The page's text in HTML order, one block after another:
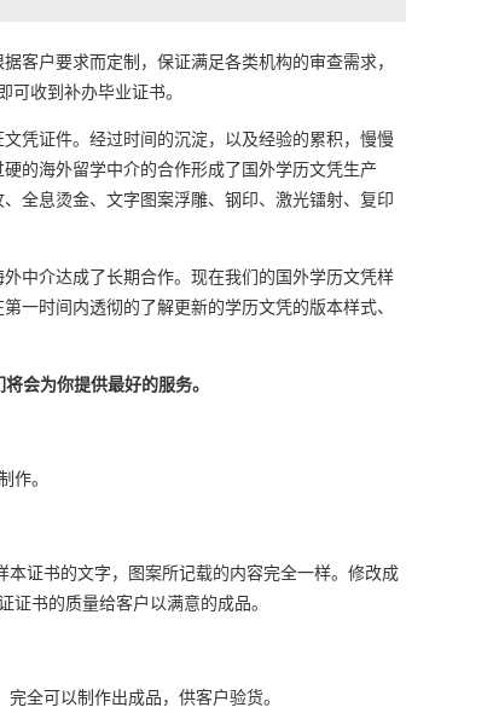
户要求而定制，保证满足各类机构的审查需求，
收到补办毕业证书。
凭证件。经过时间的沉淀，以及经验的累积，慢慢
的海外留学中介的合作形成了国外学历文凭生产
全息烫金、文字图案浮雕、钢印、激光镭射、复印
中介达成了长期合作。现在我们的国外学历文凭样
一时间内透彻的了解更新的学历文凭的版本样式、
会为你提供最好的服务。
。
证书的文字，图案所记载的内容完全一样。修改成
书的质量给客户以满意的成品。
全可以制作出成品，供客户验货。